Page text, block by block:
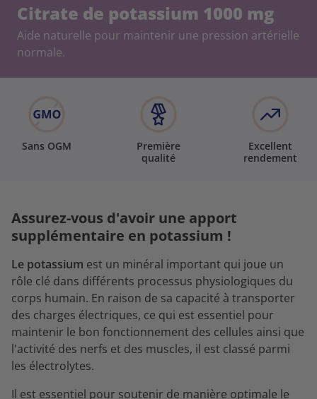
Citrate de potassium 1000 mg
Aide naturelle pour maintenir une pression artérielle
normale.
Sans OGM
Première
qualité
Excellent
rendement
Assurez-vous d'avoir une apport
supplémentaire en potassium !
Le potassium est un minéral important qui joue un
rôle clé dans différents processus physiologiques du
corps humain. En raison de sa capacité à transporter
des charges électriques, ce qui est essentiel pour
maintenir le bon fonctionnement des cellules ainsi que
l'activité des nerfs et des muscles, il est classé parmi
les électrolytes.
Il est essentiel pour soutenir de manière optimale le